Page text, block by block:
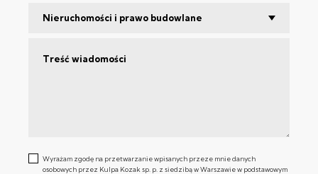
Nieruchomości i prawo budowlane
Wyrażam zgodę na przetwarzanie wpisanych przeze mnie danych
osobowych przez Kulpa Kozak sp. p. z siedzibą w Warszawie w podstawowym